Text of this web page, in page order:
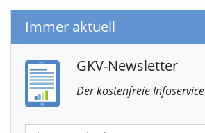
Immer aktuell
GKV-Newsletter
Der kostenfreie Infoservice